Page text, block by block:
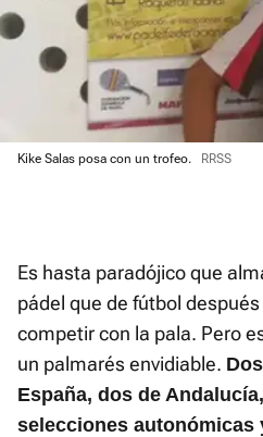
Kike Salas posa con un trofeo. RRSS
Es hasta paradójico que
pádel que de fútbol
competir con la pala. Pero
un palmarés envidiable.
España, dos de
selecciones autonómicas